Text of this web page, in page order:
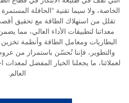
الخاصة، ولا سيما تقنية "الحافلة
تقلل من استهلاك الطاقة مع تحقيق
معداتنا لتطبيقات الأداء العالي، مما
البطاريات ومعامل الطاقة وأنظمة
والتطوير، فإننا نُحسّن باستمرار من
لعملائنا، ما يجعلنا الخيار المفضل
العالم.